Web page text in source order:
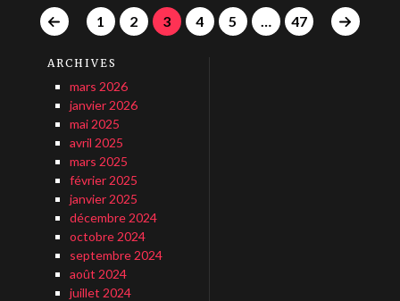
1 2 3 4 5 … 47
ARCHIVES
mars 2026
janvier 2026
mai 2025
avril 2025
mars 2025
février 2025
janvier 2025
décembre 2024
octobre 2024
septembre 2024
août 2024
juillet 2024